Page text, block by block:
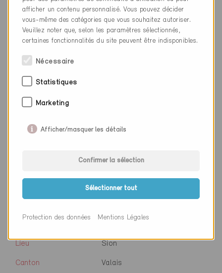
Lieu Sion
Canton Valais
Entreprise
NPA
Lieu Sion
Lieu Sion
Canton Valais
afficher un contenu personnalisé. Vous pouvez décider
vous-même des catégories que vous souhaitez autoriser.
Veuillez noter que, selon les paramètres sélectionnés,
certaines fonctionnalités du site peuvent être indisponibles.
Nécessaire
Statistiques
Marketing
Afficher/masquer les détails
Confirmer la sélection
Sélectionner tout
Protection des données Mentions Légales